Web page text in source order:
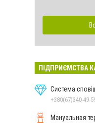
ПІДПРИЄМСТВА
Система
+380(67)340-49-
Мануальная